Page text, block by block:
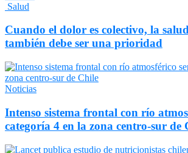
Salud
Cuando el dolor es colectivo, la
también debe ser una prioridad
Noticias
Intenso sistema frontal con río
categoría 4 en la zona centro-sur de